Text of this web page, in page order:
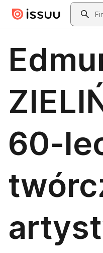
Skip to main contentSearch
60-